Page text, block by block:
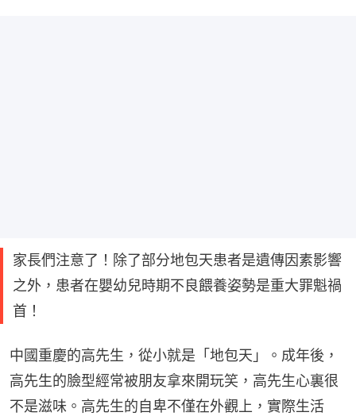
家長們注意了！除了部分地包天患者是遺傳因素影響
之外，患者在嬰幼兒時期不良餵養姿勢是重大罪魁禍
首！
中國重慶的高先生，從小就是「地包天」。成年後，
高先生的臉型經常被朋友拿來開玩笑，高先生心裏很
不是滋味。高先生的自卑不僅在外觀上，實際生活